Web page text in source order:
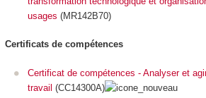
usages (MR142B70)
Certificats de compétences
Certificat de compétences - Analyser et
travail (CC14300A)